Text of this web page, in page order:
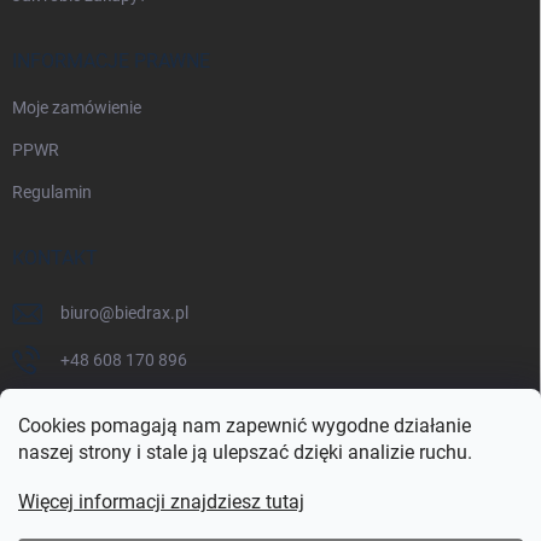
Cookies pomagają nam zapewnić wygodne działanie
naszej strony i stale ją ulepszać dzięki analizie ruchu.
Więcej informacji znajdziesz tutaj
INFORMACJE PRAWNE
Moje zamówienie
PPWR
Regulamin
KONTAKT
biuro@biedrax.pl
+48 608 170 896